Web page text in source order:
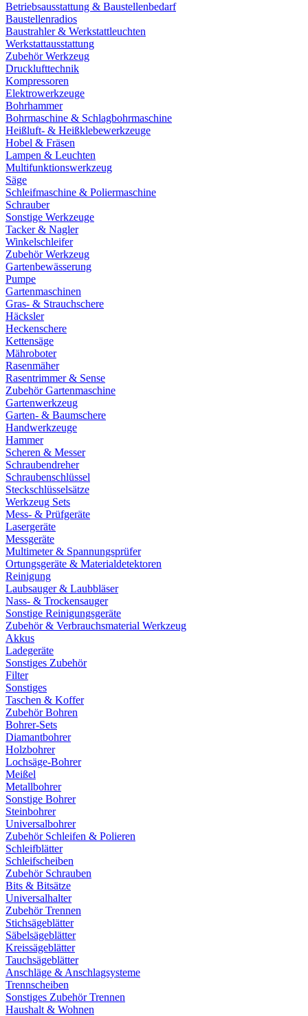
Betriebsausstattung & Baustellenbedarf
Baustellenradios
Baustrahler & Werkstattleuchten
Werkstattausstattung
Zubehör Werkzeug
Drucklufttechnik
Kompressoren
Elektrowerkzeuge
Bohrhammer
Bohrmaschine & Schlagbohrmaschine
Heißluft- & Heißklebewerkzeuge
Hobel & Fräsen
Lampen & Leuchten
Multifunktionswerkzeug
Säge
Schleifmaschine & Poliermaschine
Schrauber
Sonstige Werkzeuge
Tacker & Nagler
Winkelschleifer
Zubehör Werkzeug
Gartenbewässerung
Pumpe
Gartenmaschinen
Gras- & Strauchschere
Häcksler
Heckenschere
Kettensäge
Mähroboter
Rasenmäher
Rasentrimmer & Sense
Zubehör Gartenmaschine
Gartenwerkzeug
Garten- & Baumschere
Handwerkzeuge
Hammer
Scheren & Messer
Schraubendreher
Schraubenschlüssel
Steckschlüsselsätze
Werkzeug Sets
Mess- & Prüfgeräte
Lasergeräte
Messgeräte
Multimeter & Spannungsprüfer
Ortungsgeräte & Materialdetektoren
Reinigung
Laubsauger & Laubbläser
Nass- & Trockensauger
Sonstige Reinigungsgeräte
Zubehör & Verbrauchsmaterial Werkzeug
Akkus
Ladegeräte
Sonstiges Zubehör
Filter
Sonstiges
Taschen & Koffer
Zubehör Bohren
Bohrer-Sets
Diamantbohrer
Holzbohrer
Lochsäge-Bohrer
Meißel
Metallbohrer
Sonstige Bohrer
Steinbohrer
Universalbohrer
Zubehör Schleifen & Polieren
Schleifblätter
Schleifscheiben
Zubehör Schrauben
Bits & Bitsätze
Universalhalter
Zubehör Trennen
Stichsägeblätter
Säbelsägeblätter
Kreissägeblätter
Tauchsägeblätter
Anschläge & Anschlagsysteme
Trennscheiben
Sonstiges Zubehör Trennen
Haushalt & Wohnen